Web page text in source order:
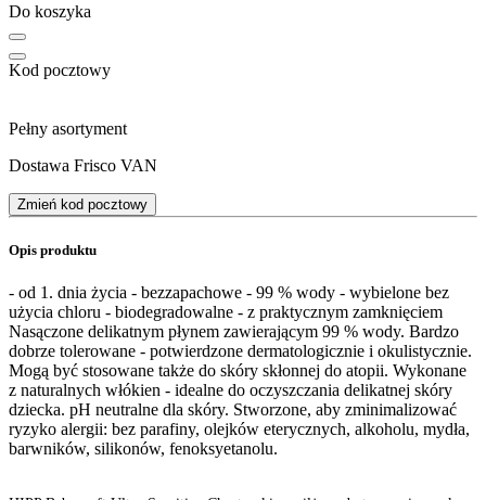
Do koszyka
Kod pocztowy
Pełny asortyment
Dostawa Frisco VAN
Zmień kod pocztowy
Opis produktu
- od 1. dnia życia - bezzapachowe - 99 % wody - wybielone bez
użycia chloru - biodegradowalne - z praktycznym zamknięciem
Nasączone delikatnym płynem zawierającym 99 % wody. Bardzo
dobrze tolerowane - potwierdzone dermatologicznie i okulistycznie.
Mogą być stosowane także do skóry skłonnej do atopii. Wykonane
z naturalnych włókien - idealne do oczyszczania delikatnej skóry
dziecka. pH neutralne dla skóry. Stworzone, aby zminimalizować
ryzyko alergii: bez parafiny, olejków eterycznych, alkoholu, mydła,
barwników, silikonów, fenoksyetanolu.